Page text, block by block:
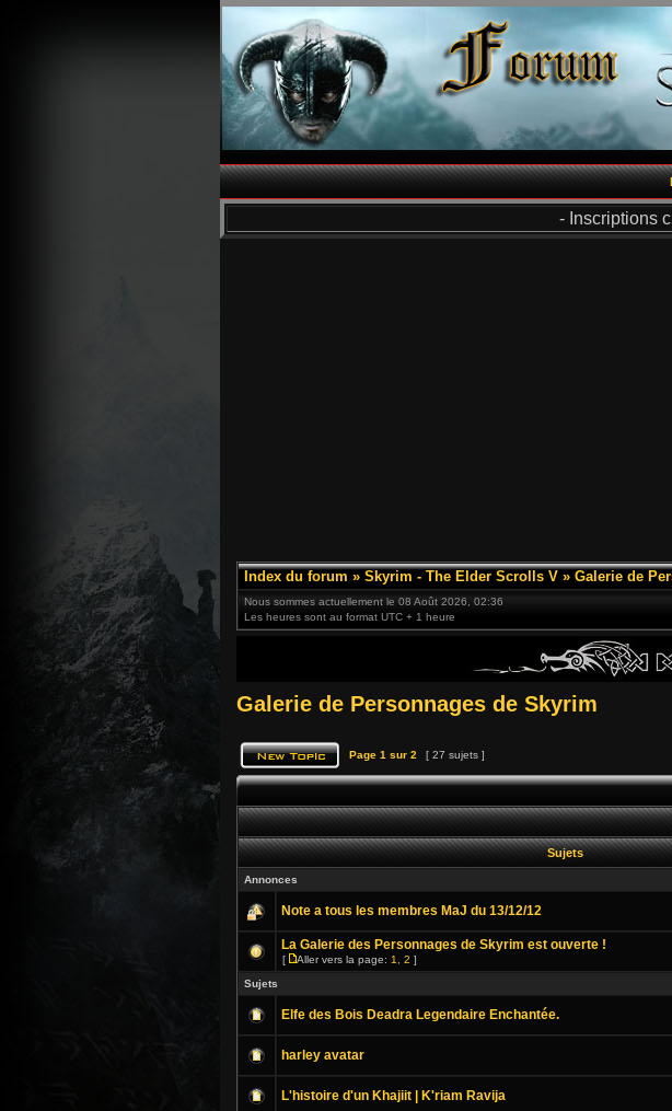
- Inscriptions
Index du forum » Skyrim - The Elder Scrolls V » Galerie de
Nous sommes actuellement le 08 Août 2026, 02:36
Les heures sont au format UTC + 1 heure
Galerie de Personnages de Skyrim
Page 1 sur 2 [ 27 sujets ]
Sujets
Annonces
Note a tous les membres MaJ du 13/12/12
La Galerie des Personnages de Skyrim est ouverte !
[ Aller vers la page: 1 2 ]
Sujets
Elfe des Bois Deadra Legendaire Enchantée.
harley avatar
L'histoire d'un Khajiit | K'riam Ravija